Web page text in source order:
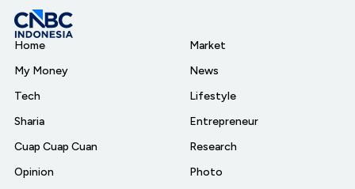
Home
My Money
Tech
Sharia
Cuap Cuap Cuan
Opinion
Market
News
Lifestyle
Entrepreneur
Research
Photo